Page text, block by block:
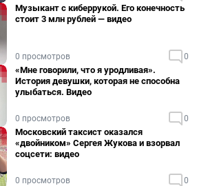
Музыкант с киберрукой. Его конечность
стоит 3 млн рублей — видео
0 просмотров 0
«Мне говорили, что я уродливая».
История девушки, которая не способна
улыбаться. Видео
0 просмотров 0
Московский таксист оказался
«двойником» Сергея Жукова и взорвал
соцсети: видео
0 просмотров 0